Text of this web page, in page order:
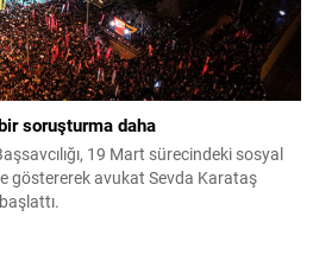
soruşturma daha
19 Mart sürecindeki sosyal
göstererek avukat Sevda Karataş